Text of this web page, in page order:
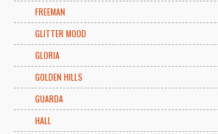
FREEMAN
GLITTER MOOD
GLORIA
GOLDEN HILLS
GUARDA
HALL